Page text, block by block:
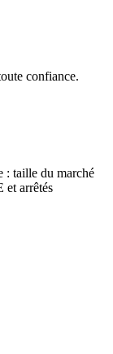
confiance.
: taille du marché
et arrêtés